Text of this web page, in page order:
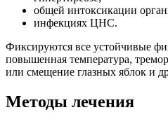
общей интоксикации
инфекциях ЦНС.
Фиксируются все устойчивые
повышенная температура,
или смещение глазных яблок и
Методы лечения